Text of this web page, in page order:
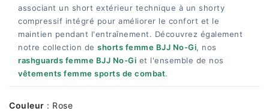
associant un short extérieur technique à un shorty
compressif intégré pour améliorer le confort et le
maintien pendant l'entraînement. Découvrez également
notre collection de shorts femme BJJ No-Gi, nos
rashguards femme BJJ No-Gi et l'ensemble de nos
vêtements femme sports de combat.
Couleur : Rose